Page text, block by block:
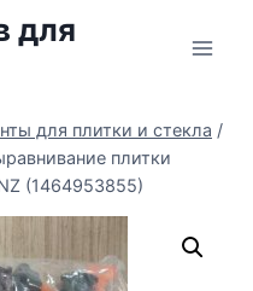
для
для плитки и стекла /
плитки
(1464953855)